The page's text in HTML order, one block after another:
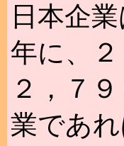
日本企
年に、
２，７
業であ